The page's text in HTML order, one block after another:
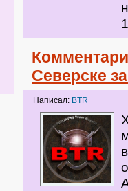
Северске
Написал: BTR